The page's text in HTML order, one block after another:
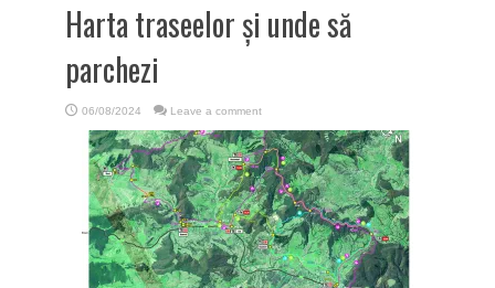
Harta traseelor și unde să
parchezi
06/08/2024 Leave a comment